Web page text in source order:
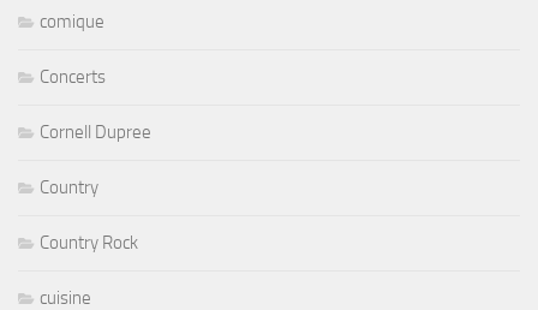
comique
Concerts
Cornell Dupree
Country
Country Rock
cuisine